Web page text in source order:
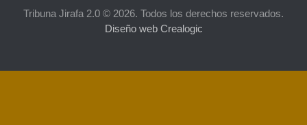
Tribuna Jirafa 2.0 © 2026. Todos los derechos reservados.
Diseño web Crealogic